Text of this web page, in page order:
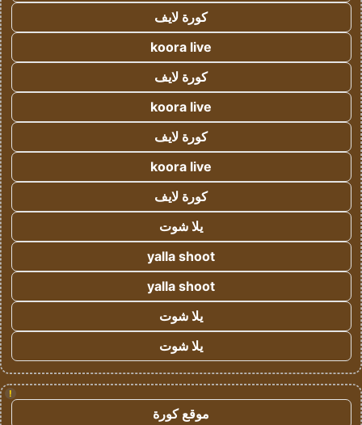
كورة لايف
koora live
كورة لايف
koora live
كورة لايف
koora live
كورة لايف
يلا شوت
yalla shoot
yalla shoot
يلا شوت
يلا شوت
!
موقع كورة